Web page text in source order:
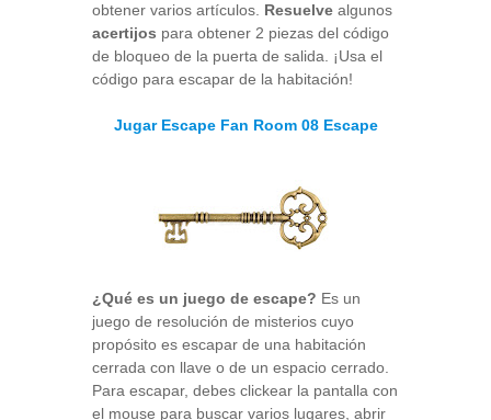
obtener varios artículos. Resuelve algunos
acertijos para obtener 2 piezas del código
de bloqueo de la puerta de salida. ¡Usa el
código para escapar de la habitación!
Jugar Escape Fan Room 08 Escape
¿Qué es un juego de escape? Es un
juego de resolución de misterios cuyo
propósito es escapar de una habitación
cerrada con llave o de un espacio cerrado.
Para escapar, debes clickear la pantalla con
el mouse para buscar varios lugares, abrir